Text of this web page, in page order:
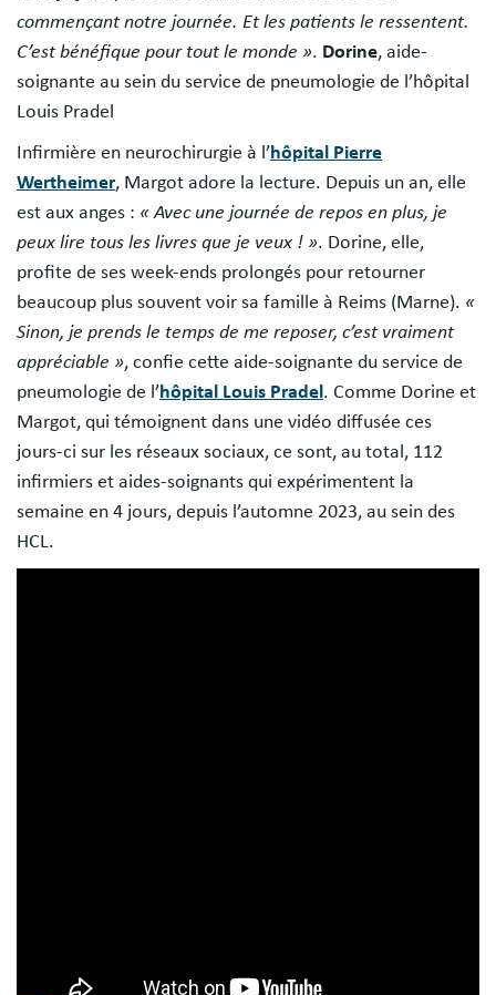
commençant notre journée. Et les patients le ressentent.
C’est bénéfique pour tout le monde ». Dorine, aide-
soignante au sein du service de pneumologie de l’hôpital
Louis Pradel
Infirmière en neurochirurgie à l’hôpital Pierre
Wertheimer, Margot adore la lecture. Depuis un an, elle
est aux anges : « Avec une journée de repos en plus, je
peux lire tous les livres que je veux ! ». Dorine, elle,
profite de ses week-ends prolongés pour retourner
beaucoup plus souvent voir sa famille à Reims (Marne). «
Sinon, je prends le temps de me reposer, c’est vraiment
appréciable », confie cette aide-soignante du service de
pneumologie de l’hôpital Louis Pradel . Comme Dorine et
Margot, qui témoignent dans une vidéo diffusée ces
jours-ci sur les réseaux sociaux, ce sont, au total, 112
infirmiers et aides-soignants qui expérimentent la
semaine en 4 jours, depuis l’automne 2023, au sein des
HCL.